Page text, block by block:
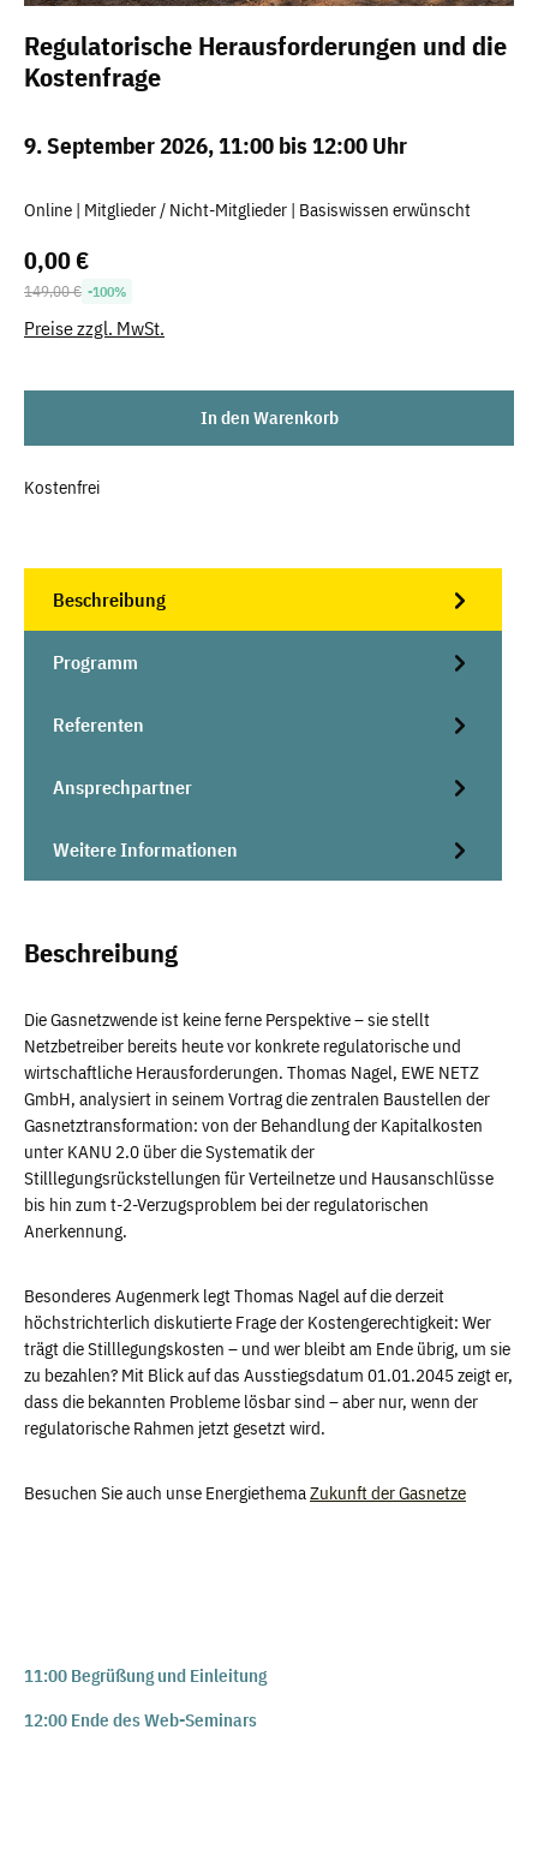
Regulatorische Herausforderungen und die
Kostenfrage
9. September 2026, 11:00 bis 12:00 Uhr
Online | Mitglieder / Nicht-Mitglieder | Basiswissen erwünscht
0,00 €
Regulärer Preis:
149,00 € -100%
Preise zzgl. MwSt.
In den Warenkorb
Kostenfrei
Beschreibung
Programm
Referenten
Ansprechpartner
Weitere Informationen
Beschreibung
Die Gasnetzwende ist keine ferne Perspektive – sie stellt
Netzbetreiber bereits heute vor konkrete regulatorische und
wirtschaftliche Herausforderungen. Thomas Nagel, EWE NETZ
GmbH, analysiert in seinem Vortrag die zentralen Baustellen der
Gasnetztransformation: von der Behandlung der Kapitalkosten
unter KANU 2.0 über die Systematik der
Stilllegungsrückstellungen für Verteilnetze und Hausanschlüsse
bis hin zum t-2-Verzugsproblem bei der regulatorischen
Anerkennung.
Besonderes Augenmerk legt Thomas Nagel auf die derzeit
höchstrichterlich diskutierte Frage der Kostengerechtigkeit: Wer
trägt die Stilllegungskosten – und wer bleibt am Ende übrig, um sie
zu bezahlen? Mit Blick auf das Ausstiegsdatum 01.01.2045 zeigt er,
dass die bekannten Probleme lösbar sind – aber nur, wenn der
regulatorische Rahmen jetzt gesetzt wird.
Besuchen Sie auch unse EnergiethemaZukunft der Gasnetze
11:00 Begrüßung und Einleitung
12:00 Ende des Web-Seminars